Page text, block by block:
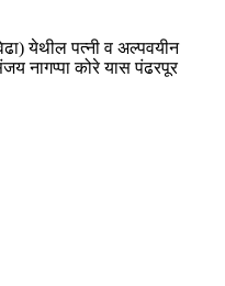
येथील पत्नी व अल्पवयीन
नागप्पा कोरे यास पंढरपूर